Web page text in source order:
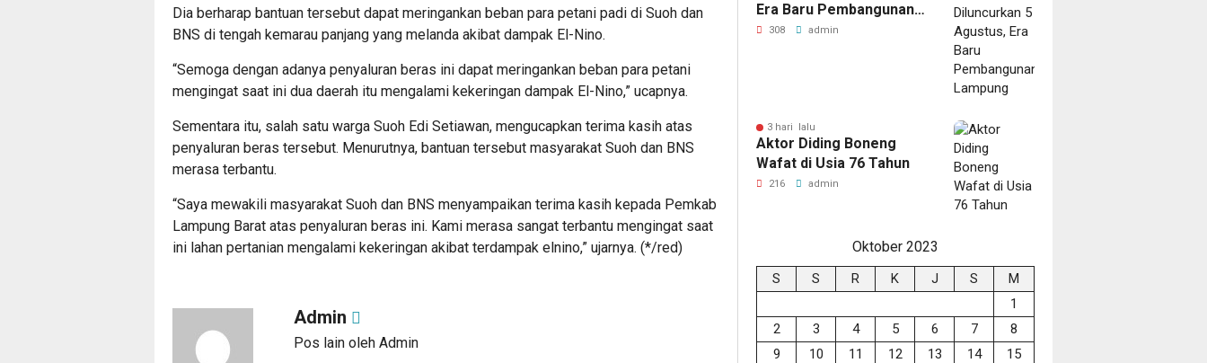
Dia berharap bantuan tersebut dapat meringankan beban para petani padi di Suoh dan
BNS di tengah kemarau panjang yang melanda akibat dampak El-Nino.
“Semoga dengan adanya penyaluran beras ini dapat meringankan beban para petani
mengingat saat ini dua daerah itu mengalami kekeringan dampak El-Nino,” ucapnya.
Sementara itu, salah satu warga Suoh Edi Setiawan, mengucapkan terima kasih atas
penyaluran beras tersebut. Menurutnya, bantuan tersebut masyarakat Suoh dan BNS
merasa terbantu.
“Saya mewakili masyarakat Suoh dan BNS menyampaikan terima kasih kepada Pemkab
Lampung Barat atas penyaluran beras ini. Kami merasa sangat terbantu mengingat saat
ini lahan pertanian mengalami kekeringan akibat terdampak elnino,” ujarnya. (*/red)
Admin
Pos lain oleh Admin
Era Baru Pembangunan
Lampung
308 admin
3 hari lalu
Aktor Diding Boneng
Wafat di Usia 76 Tahun
216 admin
Oktober 2023
S S R K J S
M
1
2
3 4 5 6 7
8
9
10 11 12 13 14
15